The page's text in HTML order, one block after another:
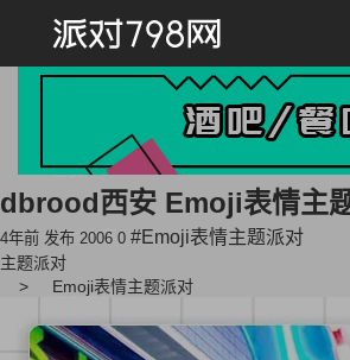
首页
派对方案
dbrood西安 Emoji表情主题
4年前 发布 2006 0 #Emoji表情主题派对
主题派对
Emoji表情主题派对